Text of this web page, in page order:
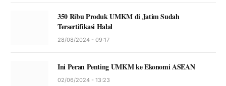
350 Ribu Produk UMKM di Jatim Sudah
Tersertifikasi Halal
28/08/2024 - 09:17
Ini Peran Penting UMKM ke Ekonomi ASEAN
02/06/2024 - 13:23